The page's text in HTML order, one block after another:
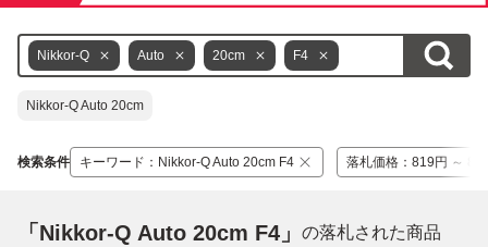
Nikkor-Q Auto 20cm F4
Nikkor-Q Auto 20cm
検索条件 キーワード ： Nikkor-Q Auto 20cm F4 落札価格 ： 819円 ～
「Nikkor-Q Auto 20cm F4」 の落札された商品